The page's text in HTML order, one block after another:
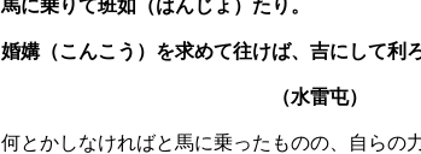
馬に乗りて班如（はんじょ）たり。
婚媾（こんこう）を求めて往けば、吉にして利
（水雷屯）
何とかしなければと馬に乗ったものの、自らの